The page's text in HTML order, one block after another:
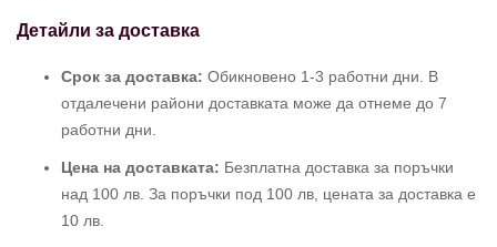
Детайли за доставка
Срок за доставка: Обикновено 1-3 работни дни. В
отдалечени райони доставката може да отнеме до 7
работни дни.
Цена на доставката: Безплатна доставка за поръчки
над 100 лв. За поръчки под 100 лв, цената за доставка е
10 лв.